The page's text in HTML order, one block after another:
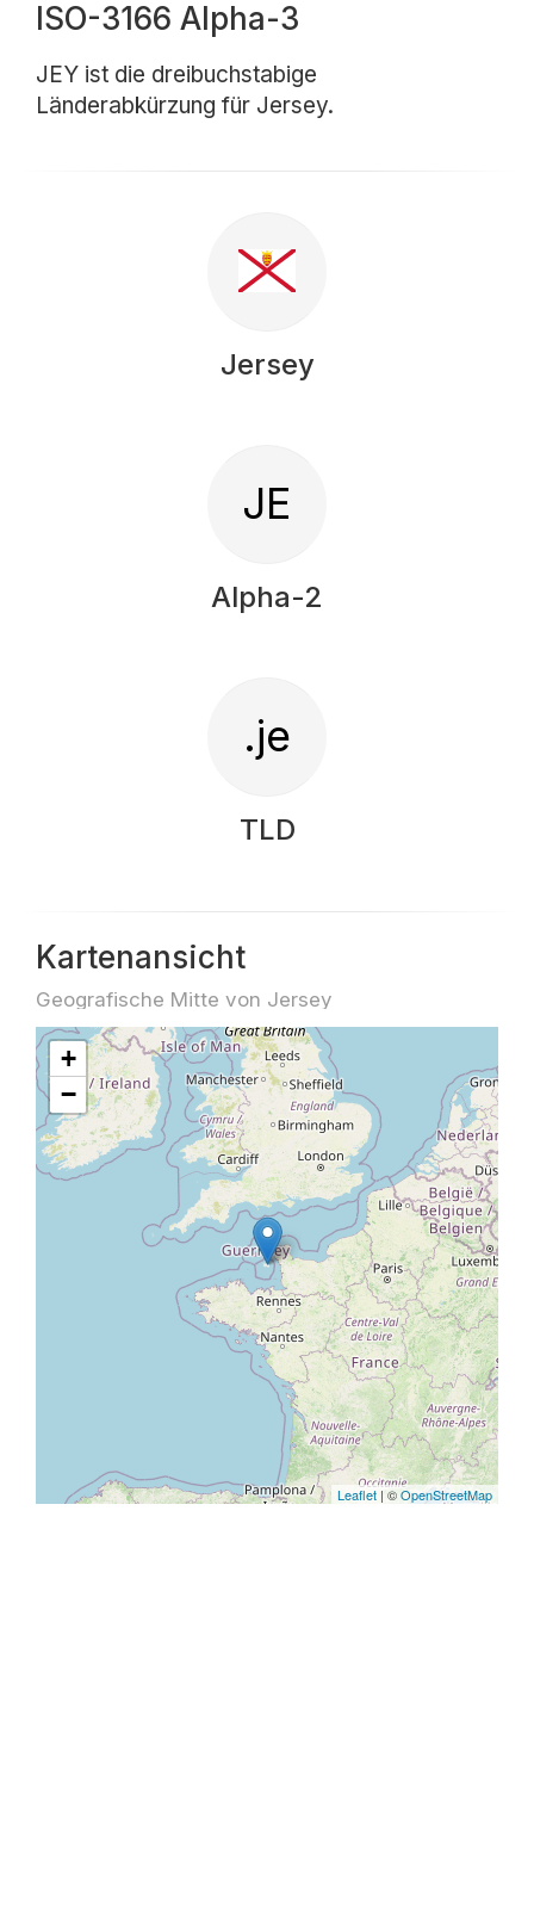
ISO-3166 Alpha-3
JEY ist die dreibuchstabige
Länderabkürzung für Jersey.
Jersey
JE
Alpha-2
.je
TLD
Kartenansicht
Geografische Mitte von Jersey
+
−
Leaflet | ©OpenStreetMap